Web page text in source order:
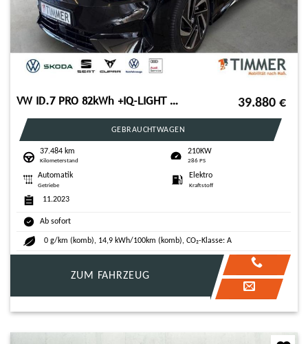
VW ID.7 PRO 82kWh +IQ-LIGHT +H&K +PANO +360° +20" + 39.880 €
GEBRAUCHTWAGEN
37.484 km
Kilometerstand
210KW
286 PS
Automatik
Getriebe
Elektro
Kraftstoff
11.2023
Ab sofort
0 g/km (komb), 14,9 kWh/100km (komb), CO₂-Klasse: A
ZUM FAHRZEUG